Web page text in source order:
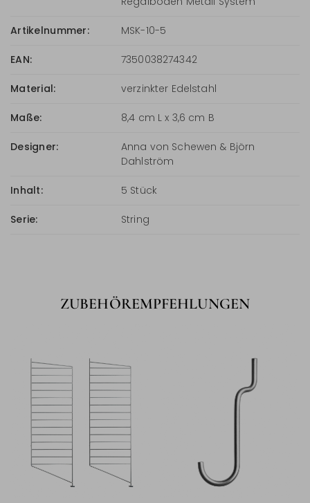
Artikelnummer: MSK-10-5
EAN: 7350038274342
Material: verzinkter Edelstahl
Maße: 8,4 cm L x 3,6 cm B
Designer:
Anna von Schewen & Björn
Dahlström
Inhalt: 5 Stück
Serie: String
ZUBEHÖREMPFEHLUNGEN